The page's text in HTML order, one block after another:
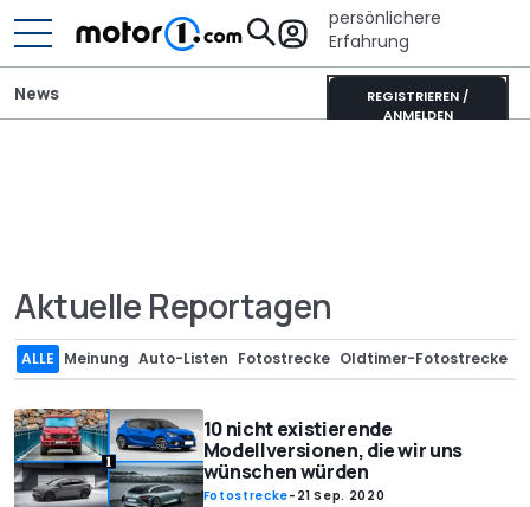
persönlichere
Erfahrung
REGISTRIEREN /
ANMELDEN
News
Aktuelle Reportagen
ALLE Meinung Auto-Listen Fotostrecke Oldtimer-Fotostrecke
10 nicht existierende
Modellversionen, die wir uns
wünschen würden
Fotostrecke- 21 Sep. 2020